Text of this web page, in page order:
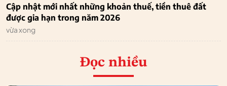
Cập nhật mới nhất những khoản thuế, tiền thuê đất
được gia hạn trong năm 2026
vừa xong
Đọc nhiều